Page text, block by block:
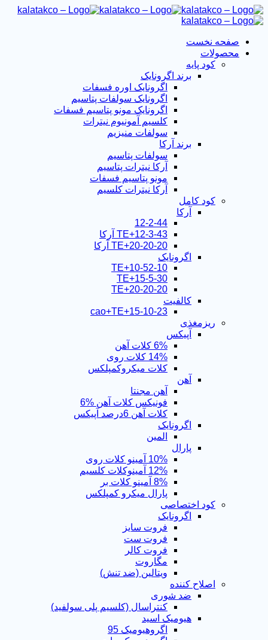
صفحه نخست
محصولات
کود پایه
برند اگرونایک
اگرونایک اوره فسفات
اگرونایک سولفات پتاسیم
اگرونایک مونو پتاسیم فسفات
کلسیم آمونیوم نیترات
سولفات منیزیم
برند آرکا
سولفات پتاسیم
آرکا نیترات پتاسیم
مونو پتاسیم فسفات
آرکا نیترات کلسیم
کود کامل
آرکا
12-2-44
12-3-43+TE آرکا
20-20-20+TE آرکا
اگرونایک
10-52-10+TE
15-5-30+TE
TE+20-20-20
کالفیت
15-10-23+cao+TE
ریزمغذی
آپیکس
6% کلات آهن
14% کلات روی
کلات میکروکمپلکس
آهن
آهن مجنتا
فونیکس کلات آهن %6
کلات آهن 6درصد آپیکس
اگرونایک
المین
پارال
10% آمینو کلات روی
12% آمینوکلات کلسیم
8% آمینو کلات بر
پارال میکرو کمپلکس
کود اختصاصی
اگرونایک
فروت سایز
فروت ست
فروت کالر
مگاروت
ویتالین (ضد تنش)
اصلاح کننده
ضد شوری
کنتراسال (کلسیم پلی سولفید)
هیومیک اسید
اگروهیومیک 95